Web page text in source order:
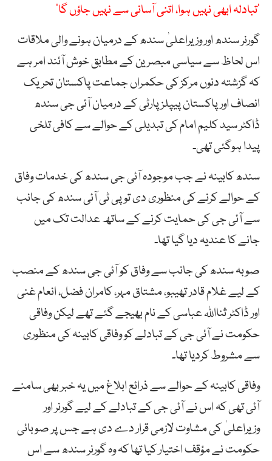
’تبادلہ ابھی نہیں ہوا، اتنی آسانی سے نہیں جاؤں گا‘
گورنر سندھ اور وزیراعلیٰ سندھ کے درمیان ہونے والی ملاقات
اس لحاظ سے سیاسی مبصرین کے مطابق خوش آئند امر ہے
کہ گزشتہ دنوں مرکز کی حکمراں جماعت پاکستان تحریک
انصاف اور پاکستان پیپلزپارٹی کے درمیان آئی جی سندھ
ڈاکٹر سید کلیم امام کی تبدیلی کے حوالے سے کافی تلخی
پیدا ہوگئی تھی۔
سندھ کابینہ نے جب موجودہ آئی جی سندھ کی خدمات وفاق
کے حوالے کرنے کی منظوری دی تو پی ٹی آئی سندھ کی جانب
سے آئی جی کی حمایت کرنے کے ساتھ عدالت تک میں
جانے کا عندیہ دیا گیا تھا۔
صوبہ سندھ کی جانب سے وفاق کو آئی جی سندھ کے منصب
کے لیے غلام قادر تھیبو، مشتاق مہر، کامران فضل، انعام غنی
اور ڈاکٹر ثنااللہ عباسی کے نام بھیجے گئے تھے لیکن وفاقی
حکومت نے آئی جی کے تبادلے کو وفاقی کابینہ کی منظوری
سے مشروط کردیا تھا۔
وفاقی کابینہ کے حوالے سے ذرائع ابلاغ میں یہ خبر بھی سامنے
آئی تھی کہ اس نے آئی جی کے تبادلے کے لیے گورنر اور
وزیراعلیٰ کی مشاوت لازمی قرار دے دی ہے جس پر صوبائی
حکومت نے مؤقف اختیار کیا تھا کہ وہ گورنر سندھ سے اس